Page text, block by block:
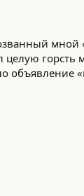
мной
целую